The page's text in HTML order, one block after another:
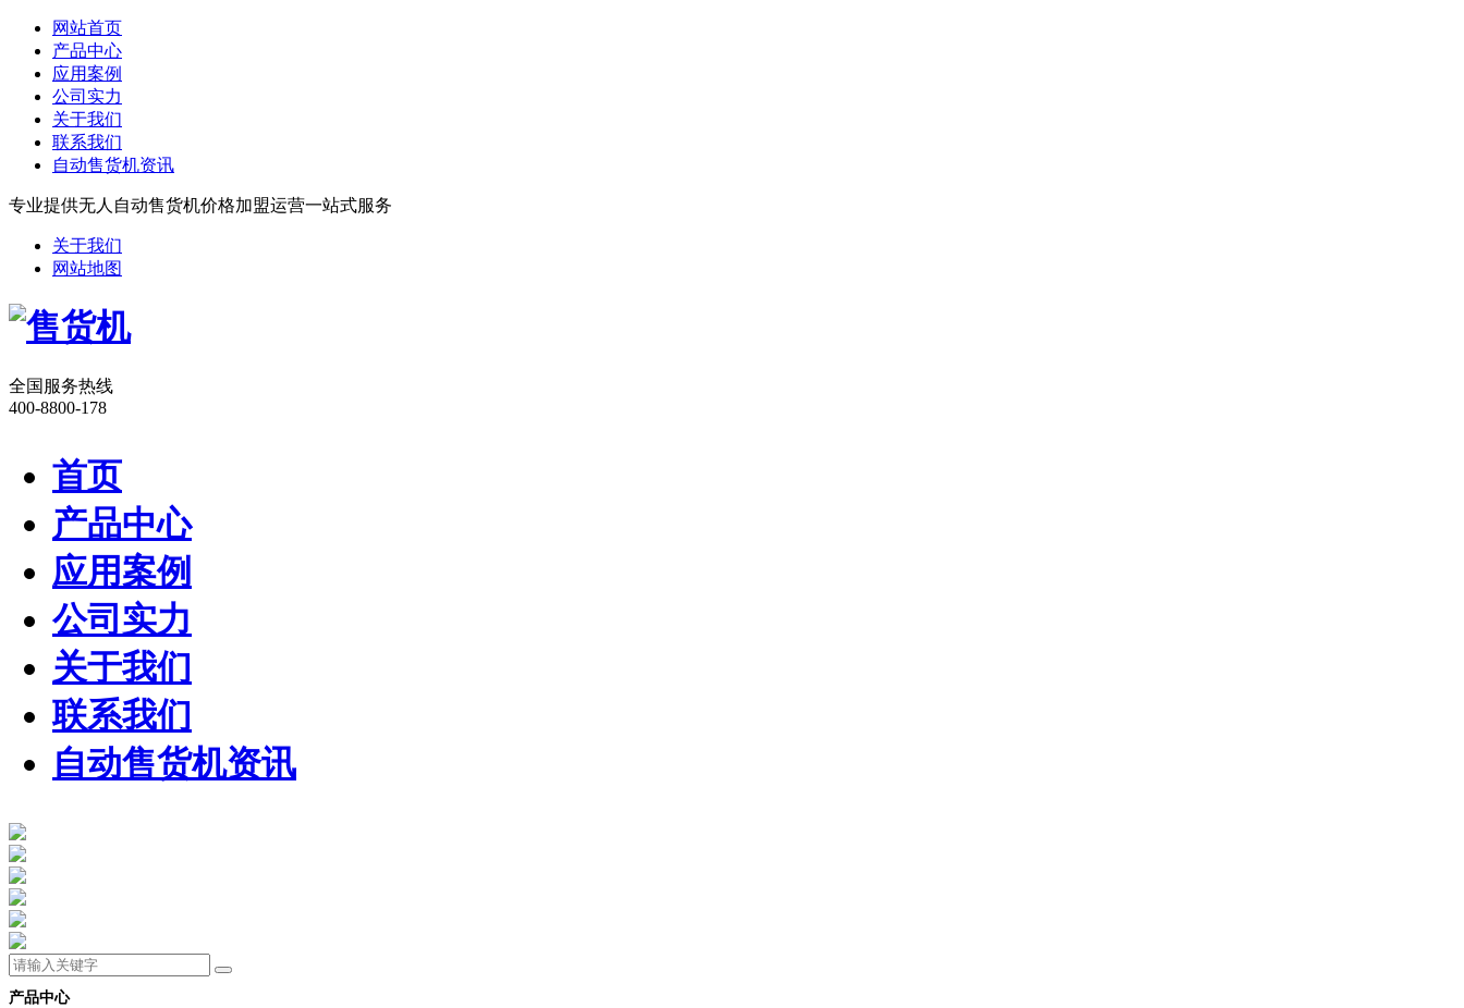
网站首页
产品中心
应用案例
公司实力
关于我们
联系我们
自动售货机资讯
专业提供无人自动售货机价格加盟运营一站式服务
关于我们
网站地图
全国服务热线
400-8800-178
首页
产品中心
应用案例
公司实力
关于我们
联系我们
自动售货机资讯
产品中心